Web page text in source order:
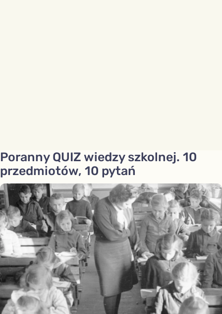
Poranny QUIZ wiedzy szkolnej. 10
przedmiotów, 10 pytań